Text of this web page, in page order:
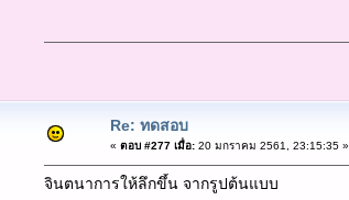
Re: ทดสอบ
« ตอบ #277 เมื่อ:20 มกราคม 2561, 23:15:35 »
จินตนาการให้ลึกขึ้น จากรูปต้นแบบ